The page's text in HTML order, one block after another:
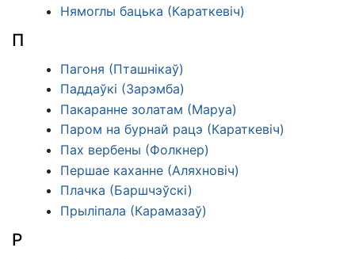
Нямоглы бацька (Караткевіч)
П
Пагоня (Пташнікаў)
Паддаўкі (Зарэмба)
Пакаранне золатам (Маруа)
Паром на бурнай рацэ (Караткевіч)
Пах вербены (Фолкнер)
Першае каханне (Аляхновіч)
Плачка (Баршчэўскі)
Прыліпала (Карамазаў)
Р